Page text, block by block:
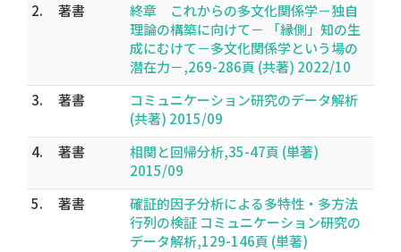
2.
著書
終章 これからの多文化関係学－独自
理論の構築に向けて－ 「縁側」知の生
成にむけて－多文化関係学という場の
潜在力－,269-286頁 (共著) 2022/10
3.
著書
コミュニケーション研究のデータ解析
(共著) 2015/09
4.
著書
相関と回帰分析,35-47頁 (単著)
2015/09
5.
著書
確証的因子分析による多特性・多方法
行列の検証 コミュニケーション研究の
データ解析,129-146頁 (単著)